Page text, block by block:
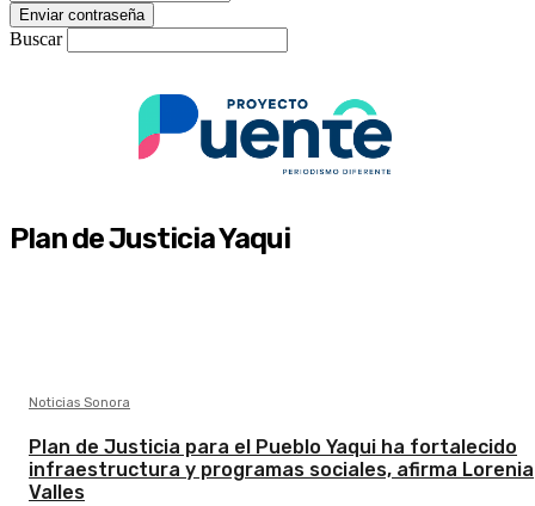
Buscar
Plan de Justicia Yaqui
Noticias Sonora
Plan de Justicia para el Pueblo Yaqui ha fortalecido
infraestructura y programas sociales, afirma Lorenia
Valles